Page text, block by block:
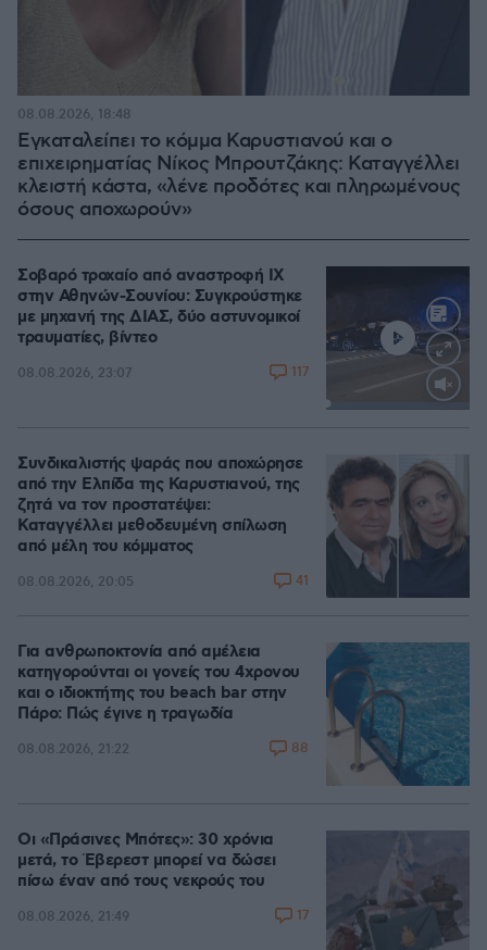
Εγκαταλείπει το κόμμα Καρυστιανού και ο
επιχειρηματίας Νίκος Μπρουτζάκης: Καταγγέλλει
κλειστή κάστα, «λένε προδότες και πληρωμένους
όσους αποχωρούν»
08.08.2026, 18:48
Σοβαρό τροχαίο από αναστροφή ΙΧ
στην Αθηνών-Σουνίου: Συγκρούστηκε
με μηχανή της ΔΙΑΣ, δύο αστυνομικοί
τραυματίες, βίντεο
08.08.2026, 23:07 117
Συνδικαλιστής ψαράς που αποχώρησε
από την Ελπίδα της Καρυστιανού, της
ζητά να τον προστατέψει:
Καταγγέλλει μεθοδευμένη σπίλωση
από μέλη του κόμματος
08.08.2026, 20:05 41
Για ανθρωποκτονία από αμέλεια
κατηγορούνται οι γονείς του 4χρονου
και ο ιδιοκτήτης του beach bar στην
Πάρο: Πώς έγινε η τραγωδία
08.08.2026, 21:22 88
Οι «Πράσινες Μπότες»: 30 χρόνια
μετά, το Έβερεστ μπορεί να δώσει
πίσω έναν από τους νεκρούς του
08.08.2026, 21:49 17